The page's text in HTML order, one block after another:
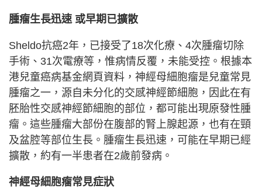
腫瘤生長迅速 或早期已擴散
Sheldo抗癌2年，已接受了18次化療、4次腫瘤切除
手術、31次電療等，惟病情反覆，未能受控。根據本
港兒童癌病基金網頁資料，神經母細胞瘤是兒童常見
腫瘤之一，源自未分化的交感神經節細胞，因此在有
胚胎性交感神經節細胞的部位，都可能出現原發性腫
瘤。這些腫瘤大部份在腹部的腎上腺起源，也有在頸
及盆腔等部位生長。腫瘤生長迅速，可能在早期已經
擴散，約有一半患者在2歲前發病。
神經母細胞瘤常見症狀